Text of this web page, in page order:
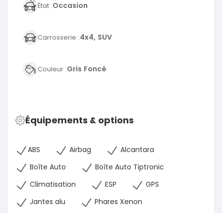
État :Occasion
Carrosserie :4x4, SUV
Couleur :Gris Foncé
Équipements & options
ABS Airbag
Alcantara
Boîte Auto
Boîte Auto Tiptronic
Climatisation
ESP
GPS
Jantes alu
Phares Xenon